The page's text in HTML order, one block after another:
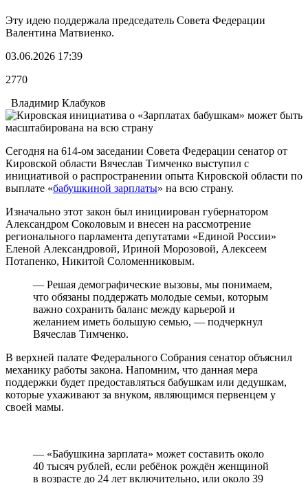
Эту идею поддержала председатель Совета Федерации
Валентина Матвиенко.
03.06.2026 17:39
2770
Владимир Клабуков
Сегодня на 614-ом заседании Совета Федерации сенатор от
Кировской области Вячеслав Тимченко выступил с
инициативой о распространении опыта Кировской области по
выплате «бабушкиной зарплаты» на всю страну.
Изначально этот закон был инициирован губернатором
Александром Соколовым и внесен на рассмотрение
регионального парламента депутатами «Единой России»
Еленой Александровой, Ириной Морозовой, Алексеем
Потапенко, Никитой Соломенниковым.
— Решая демографические вызовы, мы понимаем,
что обязаны поддержать молодые семьи, которым
важно сохранить баланс между карьерой и
желанием иметь большую семью, — подчеркнул
Вячеслав Тимченко.
В верхней палате Федерального Собрания сенатор объяснил
механику работы закона. Напомним, что данная мера
поддержки будет предоставляться бабушкам или дедушкам,
которые ухаживают за внуком, являющимся первенцем у
своей мамы.
— «Бабушкина зарплата» может составить около
40 тысяч рублей, если ребёнок рождён женщиной
в возрасте до 24 лет включительно, или около 39